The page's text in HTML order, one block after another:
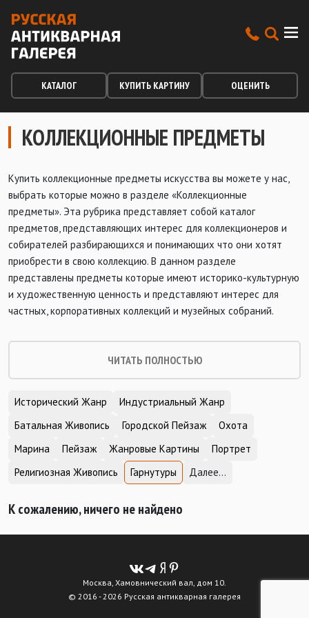
КАТАЛОГ КУПИТЬ КАРТИНУ ОЦЕНИТЬ
КОЛЛЕКЦИОННЫЕ ПРЕДМЕТЫ
Купить коллекционные предметы искусства вы можете у нас,
выбрать которые можно в разделе «Коллекционные
предметы». Эта рубрика представляет собой каталог
предметов, представляющих интерес для коллекционеров и
собирателей разбирающихся и понимающих что они хотят
приобрести в свою коллекцию. В данном разделе
представлены предметы которые имеют историко-культурную
и художественную ценность и представляют интерес для
частных, корпоративных коллекций и музейных собраний.
ЧИТАТЬ ПОЛНОСТЬЮ
Исторический Жанр
Индустриальный Жанр
Батальная Живопись
Городской Пейзаж
Охота
Марина
Пейзаж Жанровые Картины
Портрет
Религиозная Живопись
Гарнутуры Далее...
К сожалению, ничего не найдено
Москва, Хамовнический вал, дом 10.
© 2016 - 2026 Русская антикварная галерея